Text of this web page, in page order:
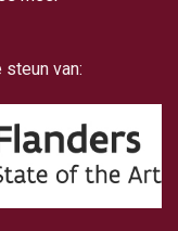
van: